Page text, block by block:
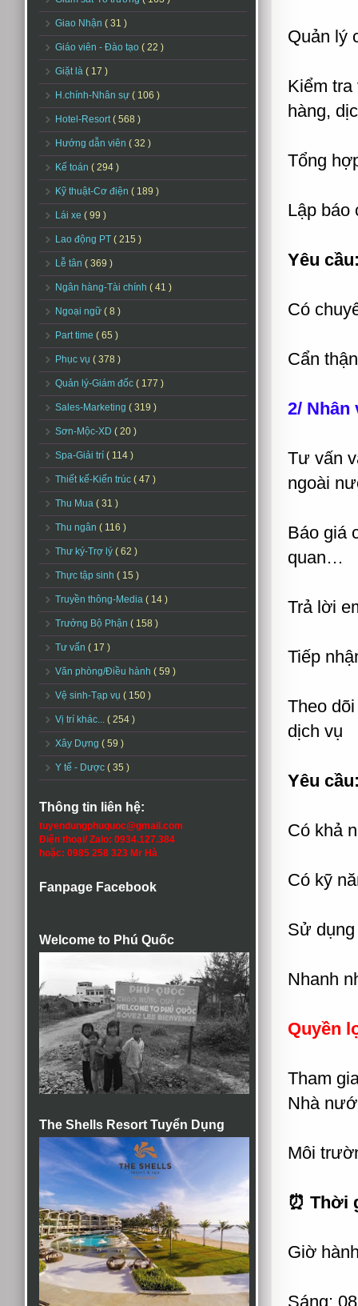
Giao Nhận ( 31 )
Giáo viên - Đào tạo ( 22 )
Giặt là ( 17 )
H.chính-Nhân sự ( 106 )
Hotel-Resort( 568 )
Hướng dẫn viên ( 32 )
Kế toán ( 294 )
Kỹ thuật-Cơ điện ( 189 )
Lái xe ( 99 )
Lao động PT ( 215 )
Lễ tân ( 369 )
Ngân hàng-Tài chính ( 41 )
Ngoại ngữ ( 8 )
Part time ( 65 )
Phục vụ ( 378 )
Quản lý-Giám đốc ( 177 )
Sales-Marketing ( 319 )
Sơn-Mộc-XD ( 20 )
Spa-Giải trí ( 114 )
Thiết kế-Kiến trúc ( 47 )
Thu Mua ( 31 )
Thu ngân ( 116 )
Thư ký-Trợ lý ( 62 )
Thực tập sinh ( 15 )
Truyền thông-Media ( 14 )
Trưởng Bộ Phận ( 158 )
Tư vấn ( 17 )
Văn phòng/Điều hành ( 59 )
Vệ sinh-Tạp vụ ( 150 )
Vị trí khác... ( 254 )
Xây Dựng ( 59 )
Y tế - Dược ( 35 )
Thông tin liên hệ:
tuyendungphuquoc@gmail.com
Điện thoại/ Zalo: 0934.127.384
hoặc: 0985 258 323 Mr Hà
Fanpage Facebook
Welcome to Phú Quốc
The Shells Resort Tuyển Dụng
Quản lý
Kiểm
hàng,
Tổng
Lập báo
Yêu
Có
Cẩn
2/ Nhân
Tư vấn
ngoài
Báo giá
quan…
Trả lời
Tiếp
Theo
dịch vụ
Yêu
Có khả
Có kỹ
Sử
Nhanh
Quyền
Tham
Nhà
Môi
⏰ Thời
Giờ
Sáng: